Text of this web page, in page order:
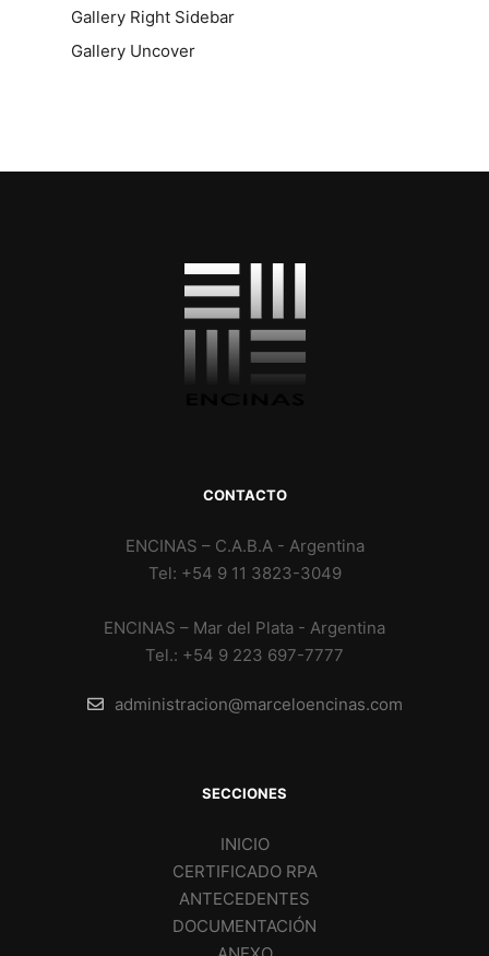
Gallery Right Sidebar
Gallery Uncover
CONTACTO
ENCINAS – C.A.B.A - Argentina
Tel: +54 9 11 3823-3049
ENCINAS – Mar del Plata - Argentina
Tel.: +54 9 223 697-7777
administracion@marceloencinas.com
SECCIONES
INICIO
CERTIFICADO RPA
ANTECEDENTES
DOCUMENTACIÓN